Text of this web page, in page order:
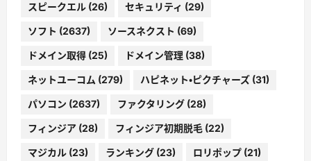
スピークエル (26) セキュリティ (29)
ソフト (2637) ソースネクスト (69)
ドメイン取得 (25) ドメイン管理 (38)
ネットユーコム (279) ハピネット・ピクチャーズ (31)
パソコン (2637) ファクタリング (28)
フィンジア (28) フィンジア初期脱毛 (22)
マジカル (23) ランキング (23) ロリポップ (21)